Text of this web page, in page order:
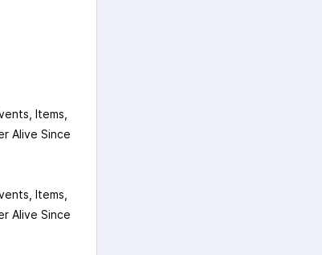
Items,
Alive Since
Items,
Alive Since